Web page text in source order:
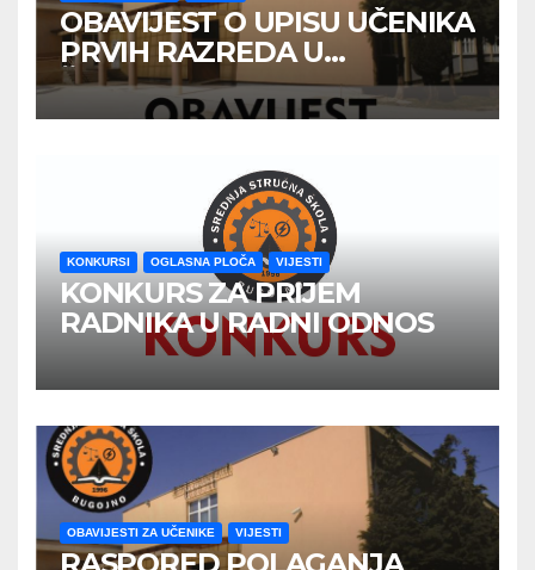
OBAVIJEST O UPISU UČENIKA
PRVIH RAZREDA U
ŠKOLSKOJ 2026/2027
GODINE
KONKURSI OGLASNA PLOČA VIJESTI
KONKURS ZA PRIJEM
RADNIKA U RADNI ODNOS
OBAVIJESTI ZA UČENIKE VIJESTI